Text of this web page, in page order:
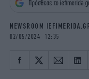
iBOOKS
MEDIA
NEWSLETTER
Πρόσθεσε το
NEWSROOM
02/05/2024 12:35